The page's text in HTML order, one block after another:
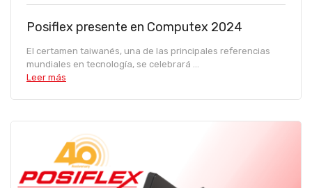
Posiflex presente en Computex 2024
El certamen taiwanés, una de las principales referencias
mundiales en tecnología, se celebrará ...
Leer más